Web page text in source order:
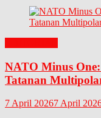
NATO Minus
Tatanan
7 April 20267 April